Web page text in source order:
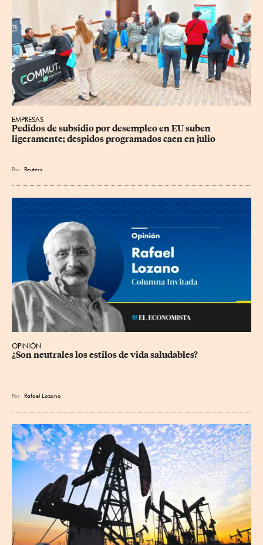
EMPRESAS
Pedidos de subsidio por desempleo en EU suben
ligeramente; despidos programados caen en julio
Por Reuters
OPINIÓN
¿Son neutrales los estilos de vida saludables?
Por Rafael Lozano